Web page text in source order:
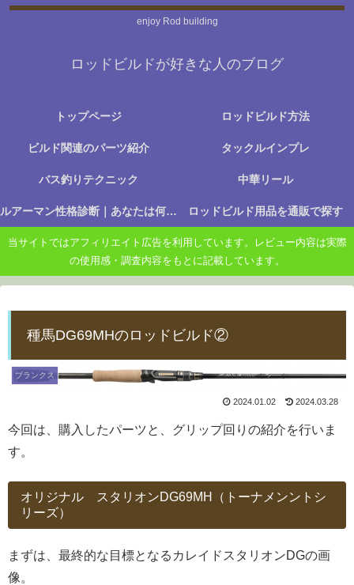
enjoy Rod building
ロッドビルドが好きな人のブログ
トップページ ロッドビルド方法
ビルド関連のパーツ紹介 タックルインプレ
バス釣りテクニック 中華リール
ルアーマン性格診断｜あなたは何に楽しさを感じる釣り人か？ ロッドビルド用品を通販で探す
当サイトではアフィリエイト広告を利用しています。レビュー内容は実際
の使用感・調査内容をもとに記載しています。
種馬DG69MHのロッドビルド②
ブランクス
2024.01.02 2024.03.28
今回は、購入したパーツと、グリップ回りの紹介を行いま
す。
オリジナル スタリオンDG69MH（トーナメンントシ
リーズ）
まずは、最終的な目標となるカレイドスタリオンDGの画
像。